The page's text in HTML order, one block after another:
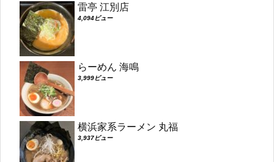
雷亭 江別店
4,094ビュー
らーめん 海鳴
3,999ビュー
横浜家系ラーメン 丸福
3,937ビュー